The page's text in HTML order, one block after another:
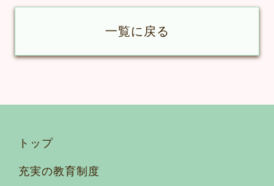
一覧に戻る
トップ
充実の教育制度